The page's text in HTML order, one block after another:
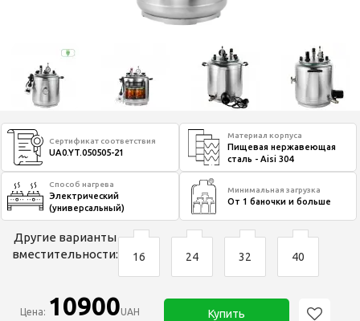
Сертификат соответствия
UA0.YT.050505-21
Материал корпуса
Пищевая нержавеющая
сталь - Aisi 304
Способ нагрева
Электрический
(универсальный)
Минимальная загрузка
От 1 баночки и больше
Другие варианты
вместительности:
16 24 32 40
Цена: 10900UAH Купить